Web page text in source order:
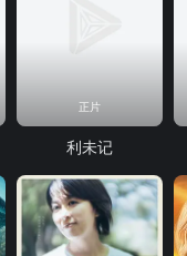
正片
利未记